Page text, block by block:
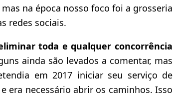
mas na época nosso foco foi a grosseria
redes sociais.
toda e qualquer concorrência
ainda são levados a comentar, mas
em 2017 iniciar seu serviço de
era necessário abrir os caminhos. Isso